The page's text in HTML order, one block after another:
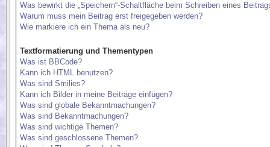
Was bewirkt die „Speichern“-Schaltfläche beim Schreiben eines
Warum muss mein Beitrag erst freigegeben werden?
Wie markiere ich ein Thema als neu?
Textformatierung und Thementypen
Was ist BBCode?
Kann ich HTML benutzen?
Was sind Smilies?
Kann ich Bilder in meine Beiträge einfügen?
Was sind globale Bekanntmachungen?
Was sind Bekanntmachungen?
Was sind wichtige Themen?
Was sind geschlossene Themen?